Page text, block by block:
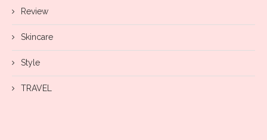
Review
Skincare
Style
TRAVEL